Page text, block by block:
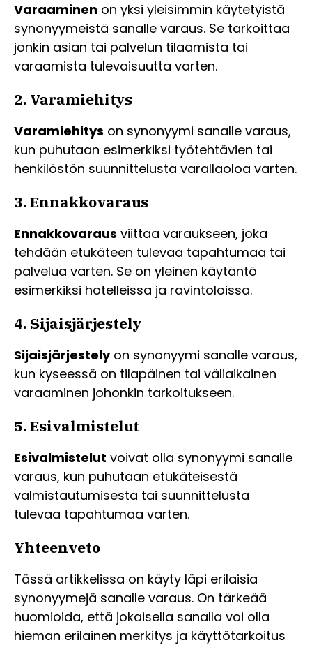
Varaaminen on yksi yleisimmin käytetyistä
synonyymeistä sanalle varaus. Se tarkoittaa
jonkin asian tai palvelun tilaamista tai
varaamista tulevaisuutta varten.
2. Varamiehitys
Varamiehitys on synonyymi sanalle varaus,
kun puhutaan esimerkiksi työtehtävien tai
henkilöstön suunnittelusta varallaoloa varten.
3. Ennakkovaraus
Ennakkovaraus viittaa varaukseen, joka
tehdään etukäteen tulevaa tapahtumaa tai
palvelua varten. Se on yleinen käytäntö
esimerkiksi hotelleissa ja ravintoloissa.
4. Sijaisjärjestely
Sijaisjärjestelyon synonyymi sanalle varaus,
kun kyseessä on tilapäinen tai väliaikainen
varaaminen johonkin tarkoitukseen.
5. Esivalmistelut
Esivalmistelut voivat olla synonyymi sanalle
varaus, kun puhutaan etukäteisestä
valmistautumisesta tai suunnittelusta
tulevaa tapahtumaa varten.
Yhteenveto
Tässä artikkelissa on käyty läpi erilaisia
synonyymejä sanalle varaus. On tärkeää
huomioida, että jokaisella sanalla voi olla
hieman erilainen merkitys ja käyttötarkoitus